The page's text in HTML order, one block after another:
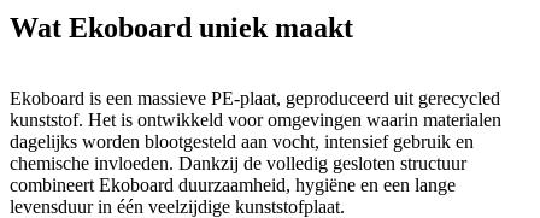
Wat Ekoboard uniek maakt
Ekoboard is een massieve PE-plaat, geproduceerd uit gerecycled
kunststof. Het is ontwikkeld voor omgevingen waarin materialen
dagelijks worden blootgesteld aan vocht, intensief gebruik en
chemische invloeden. Dankzij de volledig gesloten structuur
combineert Ekoboard duurzaamheid, hygiëne en een lange
levensduur in één veelzijdige kunststofplaat.